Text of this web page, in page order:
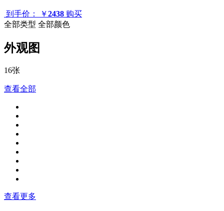
到手价： ￥2438 购买
全部类型 全部颜色
外观图
16张
查看全部
查看更多